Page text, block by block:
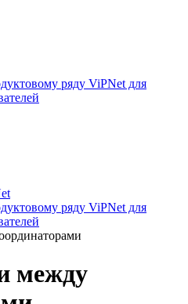
ряду ViPNet для
ряду ViPNet для
между